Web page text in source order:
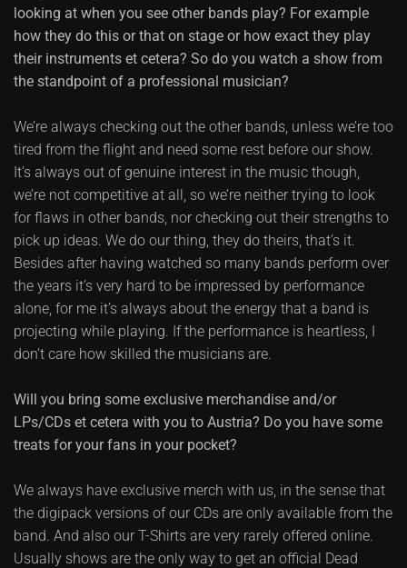
looking at when you see other bands play? For example
how they do this or that on stage or how exact they play
their instruments et cetera? So do you watch a show from
the standpoint of a professional musician?
We’re always checking out the other bands, unless we’re too
tired from the flight and need some rest before our show.
It’s always out of genuine interest in the music though,
we’re not competitive at all, so we’re neither trying to look
for flaws in other bands, nor checking out their strengths to
pick up ideas. We do our thing, they do theirs, that’s it.
Besides after having watched so many bands perform over
the years it’s very hard to be impressed by performance
alone, for me it’s always about the energy that a band is
projecting while playing. If the performance is heartless, I
don’t care how skilled the musicians are.
Will you bring some exclusive merchandise and/or
LPs/CDs et cetera with you to Austria? Do you have some
treats for your fans in your pocket?
We always have exclusive merch with us, in the sense that
the digipack versions of our CDs are only available from the
band. And also our T-Shirts are very rarely offered online.
Usually shows are the only way to get an official Dead